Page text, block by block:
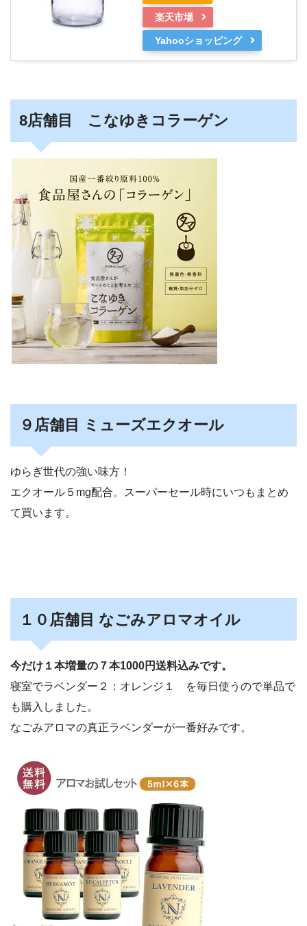
楽天市場
Yahooショッピング
8店舗目 こなゆきコラーゲン
９店舗目 ミューズエクオール
ゆらぎ世代の強い味方！
エクオール５mg配合。スーパーセール時にいつもまとめ
て買います。
１０店舗目 なごみアロマオイル
今だけ１本増量の７本1000円送料込みです。
寝室でラベンダー２：オレンジ１ を毎日使うので単品で
も購入しました。
なごみアロマの真正ラベンダーが一番好みです。